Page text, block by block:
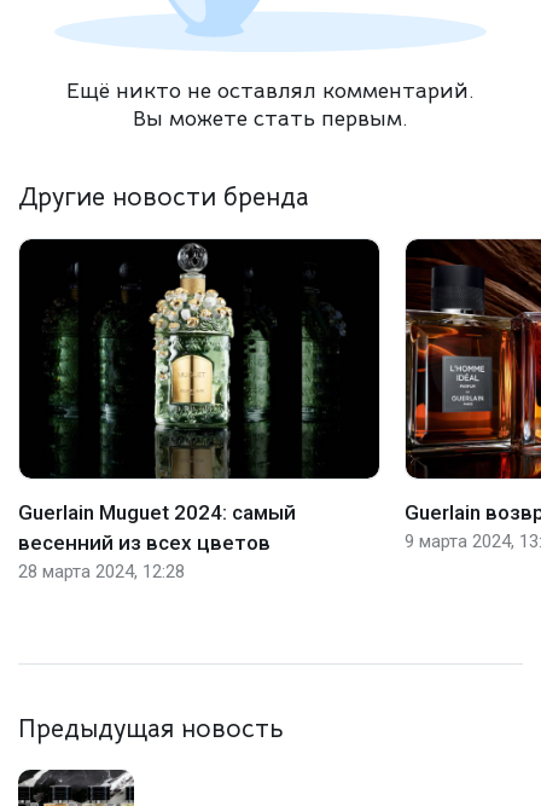
Ещё никто не оставлял комментарий.
Вы можете стать первым.
Другие новости бренда
Guerlain Muguet 2024: самый
весенний из всех цветов
28 марта 2024, 12:28
Guerlain
9 марта 2024,
Предыдущая новость